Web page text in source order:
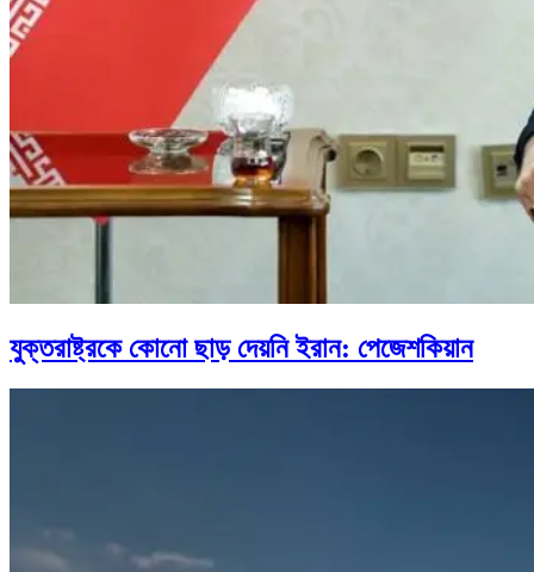
যুক্তরাষ্ট্রকে কোনো ছাড় দেয়নি ইরান: পেজেশকিয়ান